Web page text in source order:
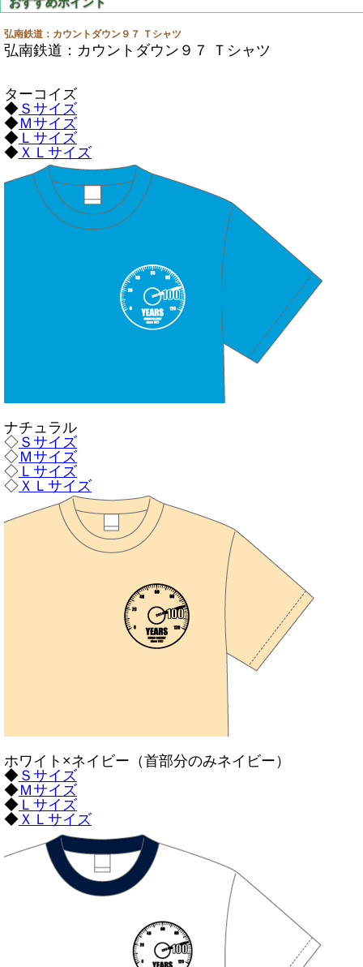
弘南鉄道：カウントダウン９７ Ｔシャツ
弘南鉄道：カウントダウン９７ Ｔシャツ
ターコイズ
◆ Ｓサイズ
◆Ｍサイズ
◆ Ｌサイズ
◆ ＸＬサイズ
ナチュラル
◇ Ｓサイズ
◇Ｍサイズ
◇ Ｌサイズ
◇ ＸＬサイズ
ホワイト×ネイビー（首部分のみネイビー）
◆ Ｓサイズ
◆Ｍサイズ
◆ Ｌサイズ
◆ ＸＬサイズ